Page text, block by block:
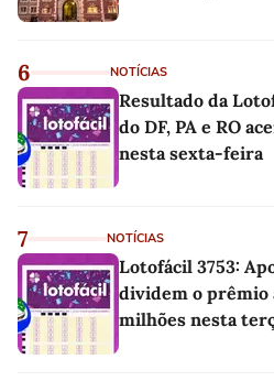
6 NOTÍCIAS
Resultado da
do DF, PA e RO
nesta sexta-feira
7 NOTÍCIAS
Lotofácil 3753:
dividem o prêmio
milhões nesta